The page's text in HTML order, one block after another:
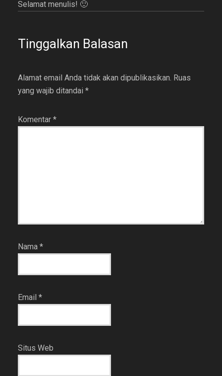
Selamat menulis! 🙂
Tinggalkan Balasan
Alamat email Anda tidak akan dipublikasikan. Ruas
yang wajib ditandai *
Komentar *
Nama *
Email *
Situs Web